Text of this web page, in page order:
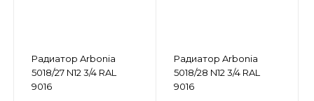
Радиатор Arbonia
5018/27 N12 3/4 RAL
9016
Радиатор Arbonia
5018/28 N12 3/4 RAL
9016